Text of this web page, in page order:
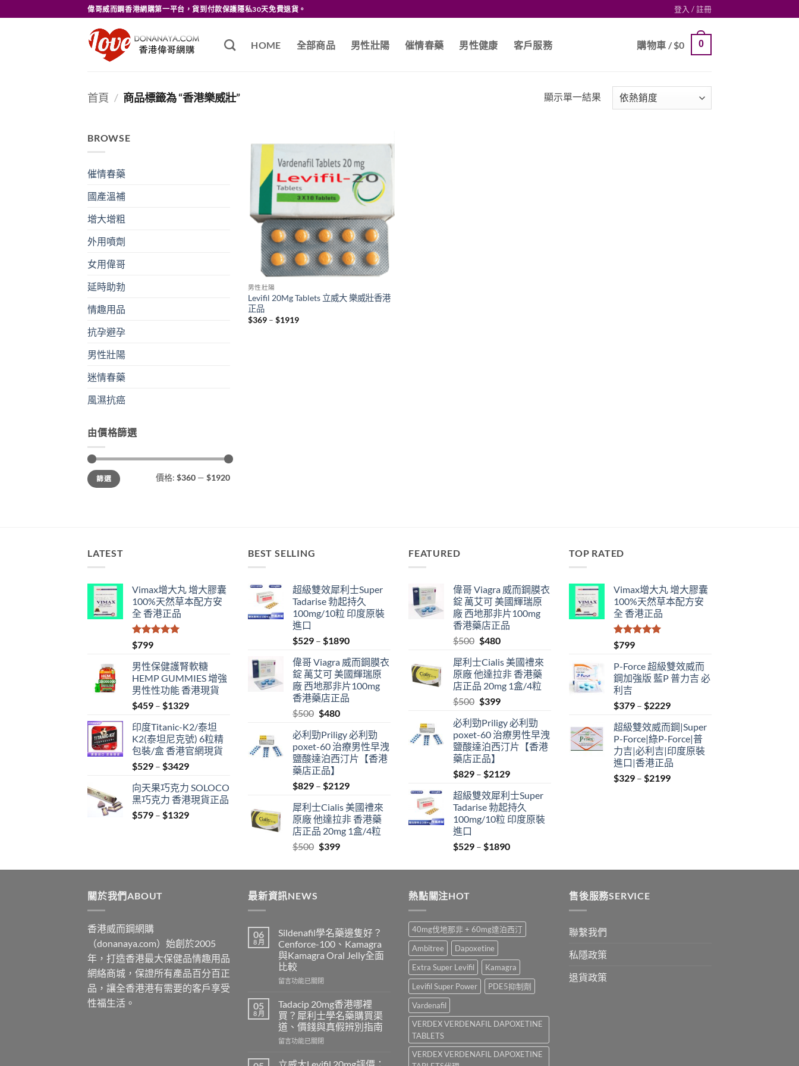
to
偉哥威而鋼香港網購第一平台，貨到付款保護隱私30天免費退貨。 登入 / 註冊
HOME 全部商品 男性壯陽 催情春藥 男性健康 客戶服務 購物車 /$0 0
首頁 / 商品標籤為 “香港樂威壯” 顯示單一結果
BROWSE
催情春藥
國產溫補
增大增粗
外用噴劑
女用偉哥
延時助勃
情趣用品
抗孕避孕
男性壯陽
迷情春藥
風濕抗癌
由價格篩選
最
低
價
最
高
價
篩選 價格: $360 — $1920
男性壯陽
Levifil 20Mg Tablets 立威大 樂威壯香港
正品
$369 – $1919Price
LATEST
Vimax增大丸 增大膠囊
100%天然草本配方安
全 香港正品
評分
滿分 5
$799
男性保健護腎軟糖
HEMP GUMMIES 增強
男性性功能 香港現貨
$459 – $1329Price
$459
through
$1329
印度Titanic-K2/泰坦
K2(泰坦尼克號) 6粒精
包裝/盒 香港官網現貨
$529 – $3429Price
$529
through
$3429
向天果巧克力 SOLOCO
黑巧克力 香港現貨正品
$579 – $1329Price
BEST SELLING
超級雙效犀利士Super
Tadarise 勃起持久
100mg/10粒 印度原裝
進口
$529 – $1890Price
$529
through
$1890
偉哥 Viagra 威而鋼膜衣
錠 萬艾可 美國輝瑞原
廠 西地那非片100mg
香港藥店正品
$500 Original
was:
$500.
$480Current
is:
$480.
必利勁Priligy 必利勁
poxet-60 治療男性早洩
鹽酸達泊西汀片【香港
藥店正品】
$829 – $2129Price
$829
through
$2129
犀利士Cialis 美國禮來
原廠 他達拉非 香港藥
店正品 20mg 1盒/4粒
$500 Original
was:
$399Current
is:
FEATURED
偉哥 Viagra 威而鋼膜衣
錠 萬艾可 美國輝瑞原
廠 西地那非片100mg
香港藥店正品
$500 Original
was:
$500.
$480Current
is:
$480.
犀利士Cialis 美國禮來
原廠 他達拉非 香港藥
店正品 20mg 1盒/4粒
$500 Original
was:
$500.
$399Current
is:
$399.
必利勁Priligy 必利勁
poxet-60 治療男性早洩
鹽酸達泊西汀片【香港
藥店正品】
$829 – $2129Price
$829
through
$2129
超級雙效犀利士Super
Tadarise 勃起持久
100mg/10粒 印度原裝
進口
$529 – $1890Price
$529
TOP RATED
Vimax增大丸 增大膠囊
100%天然草本配方安
全 香港正品
評分
滿分 5
$799
P-Force 超級雙效威而
鋼加強版 藍P 普力吉 必
利吉
$379 – $2229Price
$379
through
$2229
超級雙效威而鋼|Super
P-Force|綠P-Force|普
力吉|必利吉|印度原裝
進口|香港正品
$329 – $2199Price
關於我們ABOUT
香港威而鋼網購
（donanaya.com）始創於2005
年，打造香港最大保健品情趣用品
網絡商城，保證所有產品百分百正
品，讓全香港港有需要的客戶享受
性福生活。
最新資訊NEWS
06
8 月
Sildenafil學名藥邊隻好？
Cenforce-100、Kamagra
與Kamagra Oral Jelly全面
比較
在
學
名
藥
邊
隻
Cenforce-
留言功能已關閉
05
8 月
Tadacip 20mg香港哪裡
買？犀利士學名藥購買渠
道、價錢與真假辨別指南
在
20mg
留言功能已關閉
熱點關注HOT
40mg伐地那非 + 60mg達泊西汀
Ambitree
Dapoxetine
Extra Super Levifil
Kamagra
Levifil Super Power
PDE5抑制劑
Vardenafil
VERDEX VERDENAFIL DAPOXETINE
TABLETS
VERDEX VERDENAFIL DAPOXETINE
售後服務SERVICE
聯繫我們
私隱政策
退貨政策